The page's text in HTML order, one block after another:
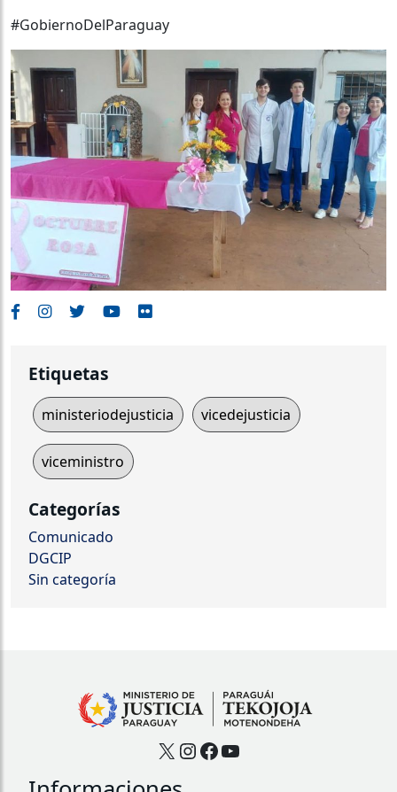
#GobiernoDelParaguay
Etiquetas
ministeriodejusticia vicedejusticia
viceministro
Categorías
Comunicado
DGCIP
Sin categoría
X Instagram
Facebook
YouTube